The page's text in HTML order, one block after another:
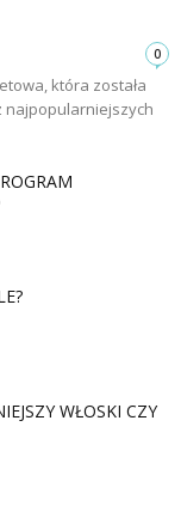
0
która została
najpopularniejszych
WŁOSKI CZY